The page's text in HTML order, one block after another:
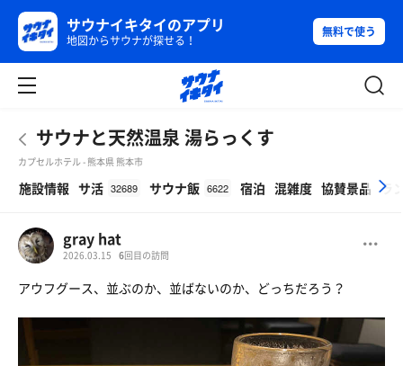
サウナイキタイのアプリ
地図からサウナが探せる！
無料で使う
サウナと天然温泉 湯らっくす
カプセルホテル - 熊本県 熊本市
施設情報 サ活 32689 サウナ飯 6622 宿泊 混雑度 協賛景品 ラ
gray hat
2026.03.15 6回目の訪問
アウフグース、並ぶのか、並ばないのか、どっちだろう？